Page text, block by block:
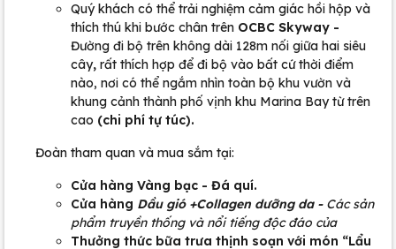
Quý khách có thể trải nghiệm cảm giác hồi hộp và
thích thú khi bước chân trên OCBC Skyway -
Đường đi bộ trên không dài 128m nối giữa hai siêu
cây, rất thích hợp để đi bộ vào bất cứ thời điểm
nào, nơi có thể ngắm nhìn toàn bộ khu vườn và
khung cảnh thành phố vịnh khu Marina Bay từ trên
cao (chi phí tự túc).
Đoàn tham quan và mua sắm tại:
Cửa hàng Vàng bạc - Đá quí.
Cửa hàng Dầu gió +Collagen dưỡng da -Các sản
phẩm truyền thống và nổi tiếng độc đáo của
Thưởng thức bữa trưa thịnh soạn với món “Lẩu